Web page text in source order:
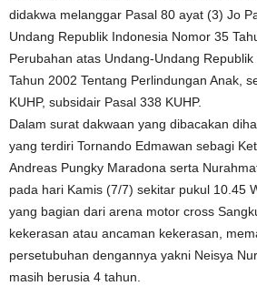
didakwa melanggar Pasal 80 ayat (3) Jo
Undang Republik Indonesia Nomor 35
Perubahan atas Undang-Undang
Tahun 2002 Tentang Perlindungan Anak,
KUHP, subsidair Pasal 338 KUHP.
Dalam surat dakwaan yang dibacakan
yang terdiri Tornando Edmawan sebagi
Andreas Pungky Maradona serta
pada hari Kamis (7/7) sekitar pukul 10.45
yang bagian dari arena motor cross
kekerasan atau ancaman kekerasan,
persetubuhan dengannya yakni Neisya
masih berusia 4 tahun.